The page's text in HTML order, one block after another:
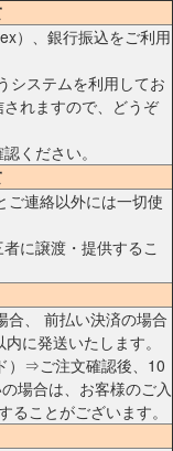
）、銀行振込をご利用
システムを利用してお
れますので、どうぞ
ください。
ご連絡以外には一切使
に譲渡・提供するこ
合、 前払い決済の場合
に発送いたします。
）⇒ご注文確認後、10
場合は、お客様のご入
ことがございます。